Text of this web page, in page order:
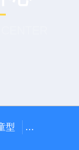
型 5900型美